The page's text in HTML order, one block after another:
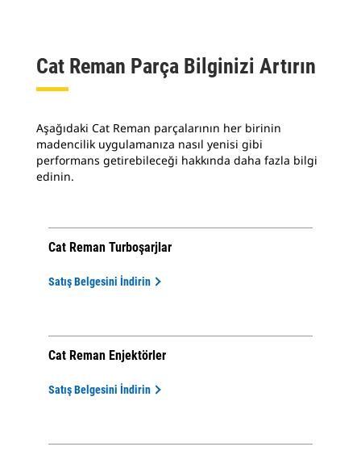
Cat Reman Parça Bilginizi Artırın
Aşağıdaki Cat Reman parçalarının her birinin
madencilik uygulamanıza nasıl yenisi gibi
performans getirebileceği hakkında daha fazla bilgi
edinin.
Cat Reman Turboşarjlar
Satış Belgesini İndirin
Cat Reman Enjektörler
Satış Belgesini İndirin